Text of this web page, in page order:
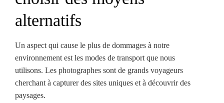
alternatifs
Un aspect qui cause le plus de dommages à notre
environnement est les modes de transport que nous
utilisons. Les photographes sont de grands voyageurs
cherchant à capturer des sites uniques et à découvrir des
paysages.